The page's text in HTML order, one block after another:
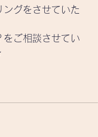
ングをさせていた
をご相談させてい